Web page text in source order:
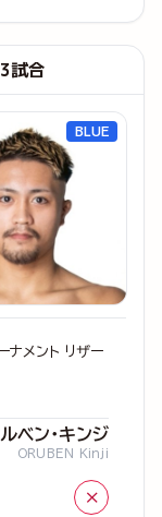
試合
メント リザー
ベン・キンジ
ORUBEN Kinji
×
BLUE